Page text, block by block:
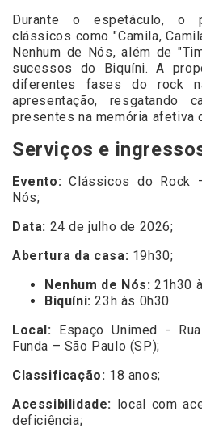
Durante o espetáculo, o
clássicos como "Camila,
Nenhum de Nós, além de
sucessos do Biquíni. A
diferentes fases do rock
apresentação, resgatando
presentes na memória afetiva
Serviços e
Evento:Clássicos do Rock
Nós;
Data: 24 de julho de 2026;
Abertura da casa: 19h30;
Nenhum de Nós: 21h30
Biquíni:23h às 0h30
Local: Espaço Unimed -
Funda – São Paulo (SP);
Classificação: 18 anos;
Acessibilidade: local com
deficiência;